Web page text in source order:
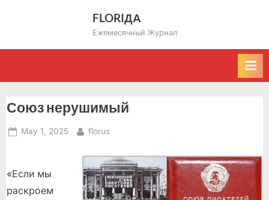
FLORIДА
Ежемесячный Журнал
Союз нерушимый
Posted
May 1, 2025 By
florus
«Если мы
раскроем